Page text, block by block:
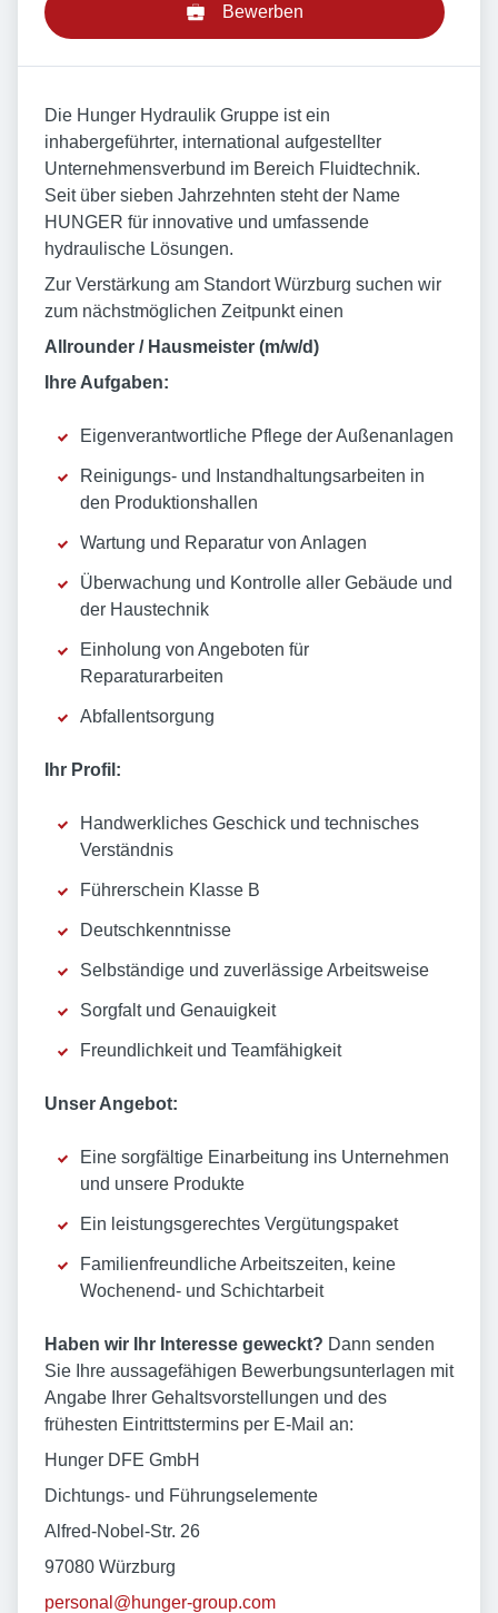
Bewerben
Die Hunger Hydraulik Gruppe ist ein
inhabergeführter, international aufgestellter
Unternehmensverbund im Bereich Fluidtechnik.
Seit über sieben Jahrzehnten steht der Name
HUNGER für innovative und umfassende
hydraulische Lösungen.
Zur Verstärkung am Standort Würzburg suchen wir
zum nächstmöglichen Zeitpunkt einen
Allrounder / Hausmeister (m/w/d)
Ihre Aufgaben:
Eigenverantwortliche Pflege der Außenanlagen
Reinigungs- und Instandhaltungsarbeiten in
den Produktionshallen
Wartung und Reparatur von Anlagen
Überwachung und Kontrolle aller Gebäude und
der Haustechnik
Einholung von Angeboten für
Reparaturarbeiten
Abfallentsorgung
Ihr Profil:
Handwerkliches Geschick und technisches
Verständnis
Führerschein Klasse B
Deutschkenntnisse
Selbständige und zuverlässige Arbeitsweise
Sorgfalt und Genauigkeit
Freundlichkeit und Teamfähigkeit
Unser Angebot:
Eine sorgfältige Einarbeitung ins Unternehmen
und unsere Produkte
Ein leistungsgerechtes Vergütungspaket
Familienfreundliche Arbeitszeiten, keine
Wochenend- und Schichtarbeit
Haben wir Ihr Interesse geweckt? Dann senden
Sie Ihre aussagefähigen Bewer­bungs­unter­lagen mit
Angabe Ihrer Gehaltsvorstellungen und des
frühesten Eintritts­termins per E-Mail an:
Hunger DFE GmbH
Dichtungs- und Führungselemente
Alfred-Nobel-Str. 26
97080 Würzburg
personal@hunger-group.com